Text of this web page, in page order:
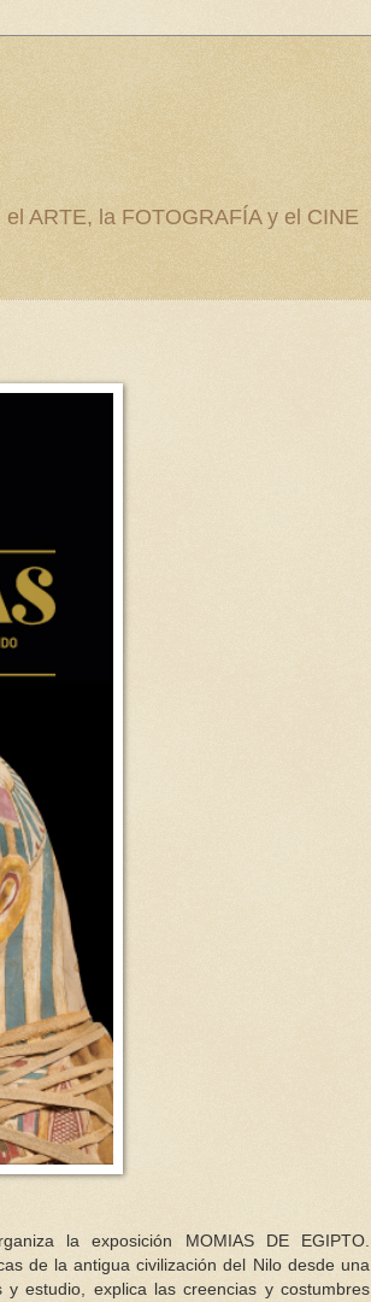
ARTE, la FOTOGRAFÍA y el CINE
la exposición MOMIAS DE EGIPTO.
de la antigua civilización del Nilo desde una
estudio, explica las creencias y costumbres